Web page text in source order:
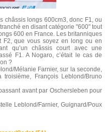
châssis longs 600cm3, donc F1, ou
en disant catégorie "600" tout
600 en France. Les britanniques
F2, que vous soyez en long ou en
qu’un châssis court avec une
F1. A Nogaro, c’était le cas de
?
Mélanie Farnier, sur la seconde,
François Leblond/Bruno
avant par Oschersleben pour
Leblond/Farnier, Guignard/Poux